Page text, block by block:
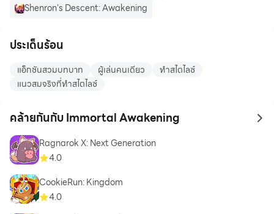
Shenron's Descent: Awakening
ประเด็นร้อน
แอ็กชันสวมบทบาท ผู้เล่นคนเดียว
ทำสไตไลซ์
แนวสมจริงที่ทำสไตไลซ์
คล้ายกันกับ Immortal Awakening to
Ragnarok X: Next Generation
4.0
CookieRun: Kingdom
4.0